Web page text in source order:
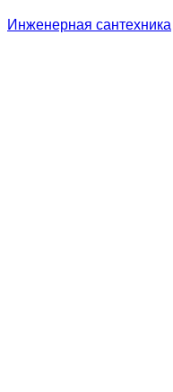
Инженерная сантехника